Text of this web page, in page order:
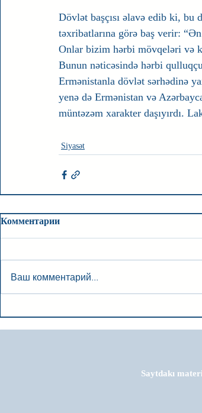
Dövlət başçısı əlavə edib ki, bu
təxribatlarına görə baş verir:
Onlar bizim hərbi mövqeləri və
Bunun nəticəsində hərbi
Ermənistanla dövlət sərhədinə
yenə də Ermənistan və
müntəzəm xarakter daşıyırdı.
Siyasət
Комментарии
Ваш комментарий...
Saytdakı